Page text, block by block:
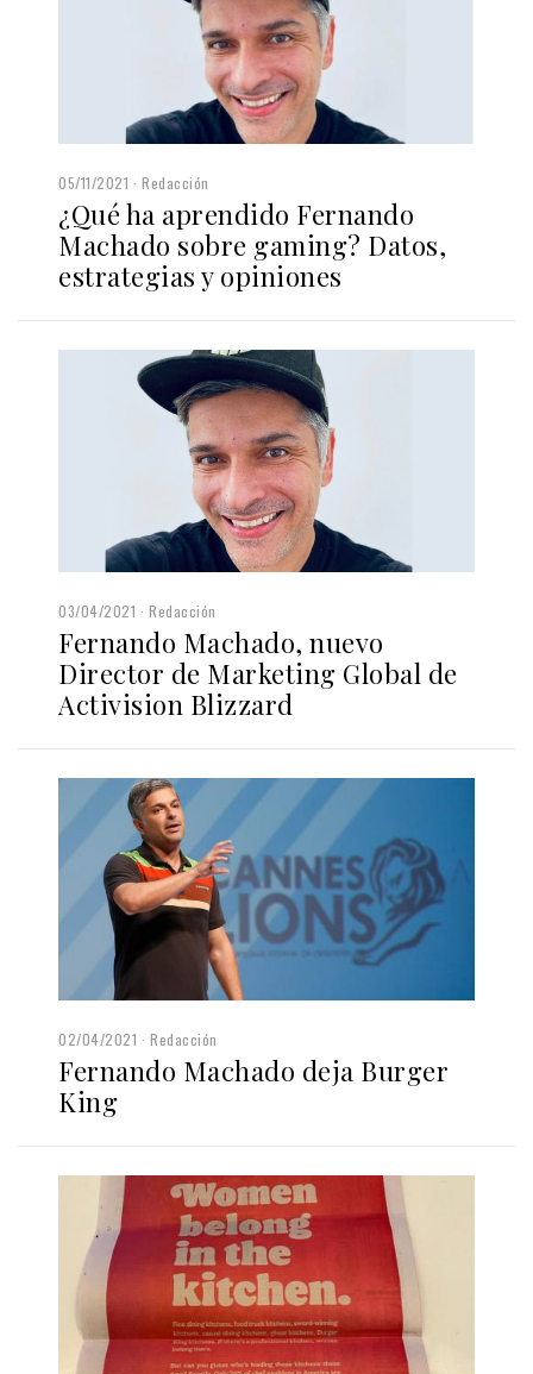
05/11/2021 Redacción
¿Qué ha aprendido Fernando
Machado sobre gaming? Datos,
estrategias y opiniones
03/04/2021 Redacción
Fernando Machado, nuevo
Director de Marketing Global de
Activision Blizzard
02/04/2021 Redacción
Fernando Machado deja Burger
King